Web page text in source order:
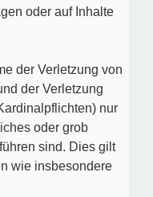
oder auf Inhalte
der Verletzung von
der Verletzung
nur
oder grob
sind. Dies gilt
wie insbesondere